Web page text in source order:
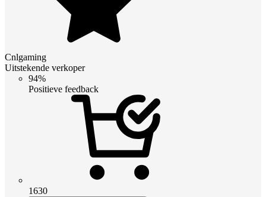
Cnlgaming
Uitstekende verkoper
94%
Positieve feedback
1630